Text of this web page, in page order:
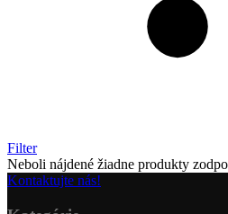
Filter
Neboli nájdené žiadne produkty
Kontaktujte nás!